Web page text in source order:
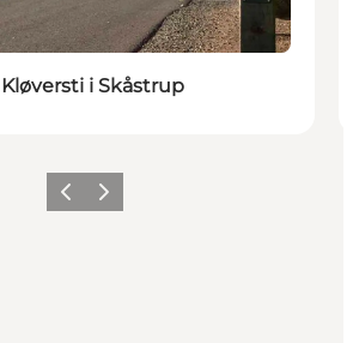
i Skåstrup
Forrige billede
Næste billede